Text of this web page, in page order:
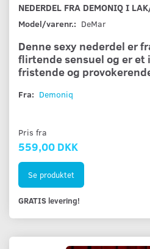
NEDERDEL FRA DEMONIQ I
Model/varenr.: DeMar
Denne sexy nederdel er
flirtende sensuel og er
fristende og
Fra: Demoniq
Pris fra
559,00 DKK
Se produktet
GRATIS levering!